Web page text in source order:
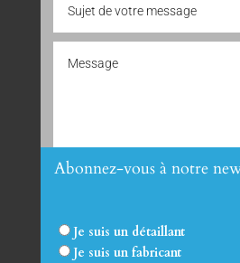
Abonnez-vous à notre
Je suis un détaillant
Je suis un fabricant